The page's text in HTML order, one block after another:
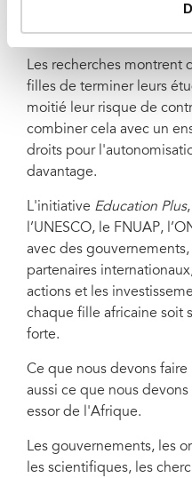
jeunes femmes. L'enjeu
l’absence de pouvoir de
Les recherches montrent
filles de terminer leurs
moitié leur risque de
combiner cela avec un
droits pour
davantage.
L'initiative Education Plus
l’UNESCO, le FNUAP,
avec des
partenaires
actions et les
chaque fille africaine soit
forte.
Ce que nous devons
aussi ce que nous
essor de l'Afrique.
Les gouvernements, les
les scientifiques, les